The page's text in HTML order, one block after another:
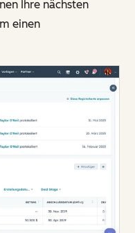
Ihre nächsten
einen